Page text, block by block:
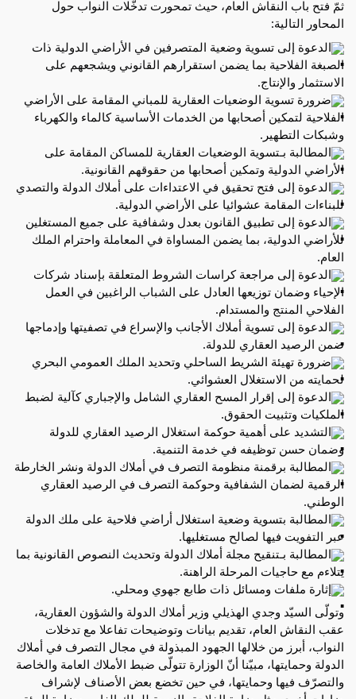
ثمّ فتح باب النقاش العام، حيث تمحورت تدخّلات النواب حول
المحاور التالية:
الدعوة إلى تسوية وضعية المتصرفين في الأراضي الدولية ذات
الصبغة الفلاحية بما يضمن استقرارهم القانوني ويشجعهم على
الاستثمار والإنتاج.
ضرورة تسوية الوضعيات العقارية للمباني المقامة على الأراضي
الفلاحية لتمكين أصحابها من الخدمات الأساسية كالماء والكهرباء
وشبكات التطهير.
المطالبة بـتسوية الوضعيات العقارية للمساكن المقامة على
الأراضي الدولية وتمكين أصحابها من حقوقهم القانونية.
الدعوة إلى فتح تحقيق في الاعتداءات على أملاك الدولة والتصدي
للبناءات المقامة عشوائيا على الأراضي الدولية.
الدعوة إلى تطبيق القانون بعدل وشفافية على جميع المستغلين
للأراضي الدولية، بما يضمن المساواة في المعاملة واحترام الملك
العام.
الدعوة إلى مراجعة كراسات الشروط المتعلقة بإسناد شركات
الإحياء وضمان توزيعها العادل على الشباب الراغبين في العمل
الفلاحي المنتج والمستدام.
الدعوة إلى تسوية أملاك الأجانب والإسراع في تصفيتها وإدماجها
ضمن الرصيد العقاري للدولة.
ضرورة تهيئة الشريط الساحلي وتحديد الملك العمومي البحري
لحمايته من الاستغلال العشوائي.
الدعوة إلى إقرار المسح العقاري الشامل والإجباري كآلية لضبط
الملكيات وتثبيت الحقوق.
التشديد على أهمية حوكمة استغلال الرصيد العقاري للدولة
وضمان حسن توظيفه في خدمة التنمية.
المطالبة برقمنة منظومة التصرف في أملاك الدولة ونشر الخارطة
الرقمية لضمان الشفافية وحوكمة التصرف في الرصيد العقاري
الوطني.
المطالبة بتسوية وضعية استغلال أراضي فلاحية على ملك الدولة
عبر التفويت فيها لصالح مستغليها.
المطالبة بـتنقيح مجلة أملاك الدولة وتحديث النصوص القانونية بما
يتلاءم مع حاجيات المرحلة الراهنة.
إثارة ملفات ومسائل ذات طابع جهوي ومحلي.
وتولّى السيّد وجدي الهذيلي وزير أملاك الدولة والشؤون العقارية،
عقب النقاش العام، تقديم بيانات وتوضيحات تفاعلا مع تدخلات
النواب، أبرز من خلالها الجهود المبذولة في مجال التصرف في أملاك
الدولة وحمايتها، مبيّنا أنّ الوزارة تتولّى ضبط الأملاك العامة والخاصة
والتصرّف فيها وحمايتها، في حين تخضع بعض الأصناف لإشراف